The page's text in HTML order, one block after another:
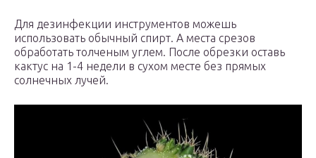
Для дезинфекции инструментов можешь
использовать обычный спирт. А места срезов
обработать толченым углем. После обрезки оставь
кактус на 1-4 недели в сухом месте без прямых
солнечных лучей.